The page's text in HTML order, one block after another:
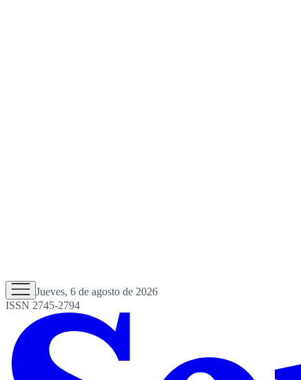
Jueves, 6 de agosto de 2026
ISSN 2745-2794